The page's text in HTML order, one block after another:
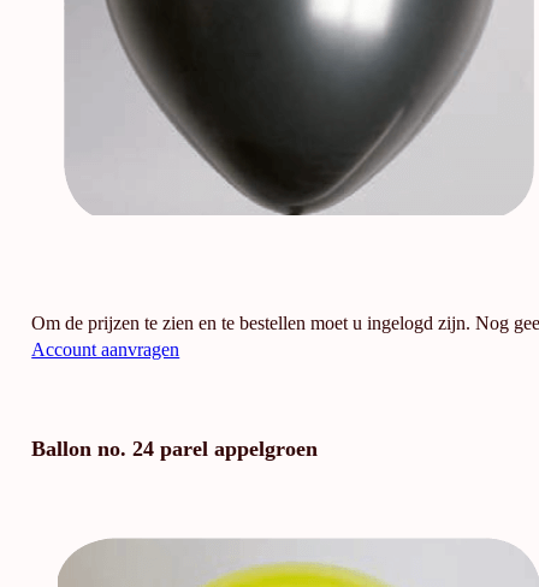
Om de prijzen te zien en te bestellen moet u ingelogd zijn. Nog
Account aanvragen
Ballon no. 24 parel appelgroen